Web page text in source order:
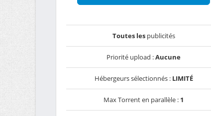
Toutes lespublicités
Priorité upload :Aucune
Hébergeurs sélectionnés : LIMITÉ
Max Torrent en parallèle : 1